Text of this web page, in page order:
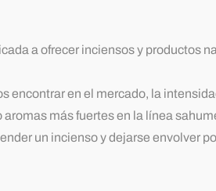
a ofrecer inciensos y productos
encontrar en el mercado, la
más fuertes en la línea
un incienso y dejarse envolver